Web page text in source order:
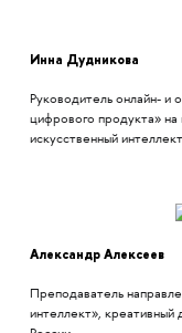
Инна Дудникова
Руководитель онлайн- и
цифрового продукта»
искусственный
Александр Алексеев
Преподаватель
интеллект»,